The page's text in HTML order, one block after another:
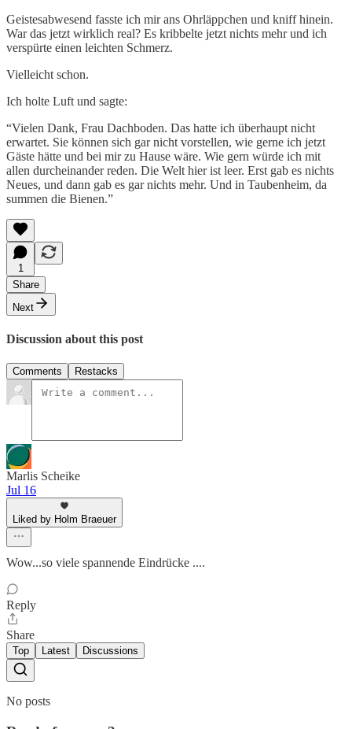
Geistesabwesend fasste ich mir ans Ohrläppchen und kniff hinein.
War das jetzt wirklich real? Es kribbelte jetzt nichts mehr und ich
verspürte einen leichten Schmerz.
Vielleicht schon.
Ich holte Luft und sagte:
“Vielen Dank, Frau Dachboden. Das hatte ich überhaupt nicht
erwartet. Sie können sich gar nicht vorstellen, wie gerne ich jetzt
Gäste hätte und bei mir zu Hause wäre. Wie gern würde ich mit
allen durcheinander reden. Die Welt hier ist leer. Erst gab es nichts
Neues, und dann gab es gar nichts mehr. Und in Taubenheim, da
summen die Bienen.”
1
Share
Next
Discussion about this post
Comments Restacks
Marlis Scheike
Jul 16
Liked by Holm Braeuer
Wow...so viele spannende Eindrücke ....
Reply
Share
Top Latest Discussions
No posts